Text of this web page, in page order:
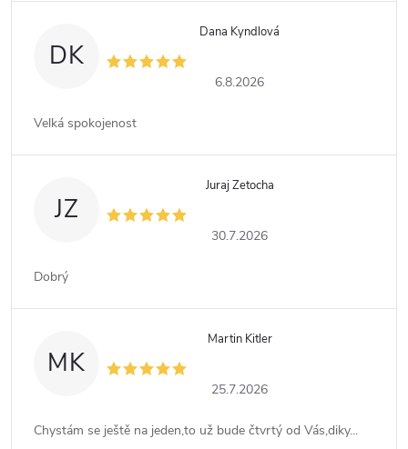
DK
Dana Kyndlová
6.8.2026
Velká spokojenost
JZ
Juraj Zetocha
30.7.2026
Dobrý
MK
Martin Kitler
25.7.2026
Chystám se ještě na jeden,to už bude čtvrtý od Vás,diky...